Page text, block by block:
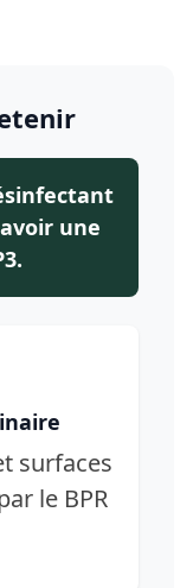
une
surfaces
le BPR